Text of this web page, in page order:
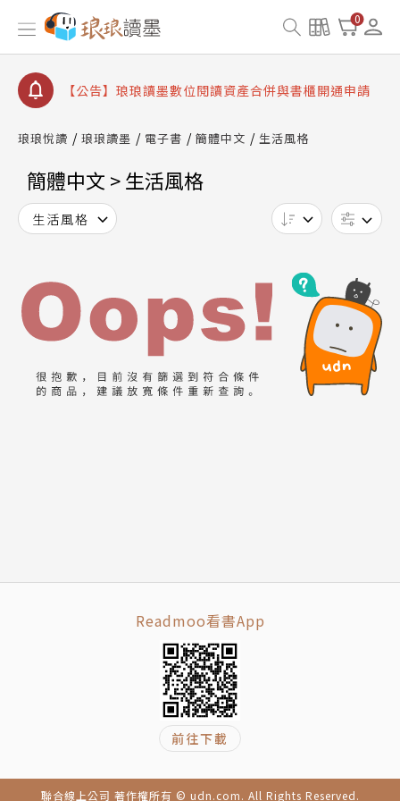
0
【公告】琅琅書店服務升級重要說明及資產合併結果
查詢
【公告】因 Readmoo 讀墨系統維護中，本站同步暫
【公告】琅琅讀墨數位閱讀資產合併與書櫃開通申請
請圖文教學
【公告】琅琅書店服務升級重要說明及資產合併結果
查詢
【公告】因 Readmoo 讀墨系統維護中，本站同步暫
琅琅悅讀 琅琅讀墨 電子書 簡體中文 生活風格
簡體中文 > 生活風格
生活風格
Readmoo看書App
前往下載
聯合線上公司 著作權所有 © udn.com. All Rights Reserved.